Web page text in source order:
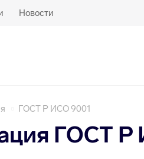
Новости
ГОСТ Р ИСО 9001
ГОСТ Р